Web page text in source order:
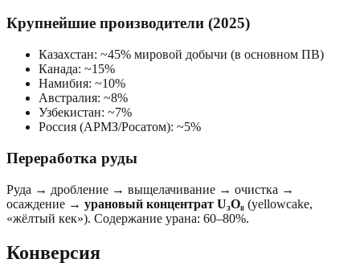
Крупнейшие производители (2025)
Казахстан: ~45% мировой добычи (в основном ПВ)
Канада: ~15%
Намибия: ~10%
Австралия: ~8%
Узбекистан: ~7%
Россия (АРМЗ/Росатом): ~5%
Переработка руды
Руда → дробление → выщелачивание → очистка →
осаждение → урановый концентрат U₃O₈ (yellowcake,
«жёлтый кек»). Содержание урана: 60–80%.
Конверсия